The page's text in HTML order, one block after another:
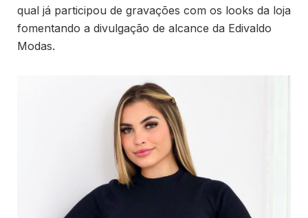
qual já participou de gravações com os looks da loja
fomentando a divulgação de alcance da Edivaldo
Modas.